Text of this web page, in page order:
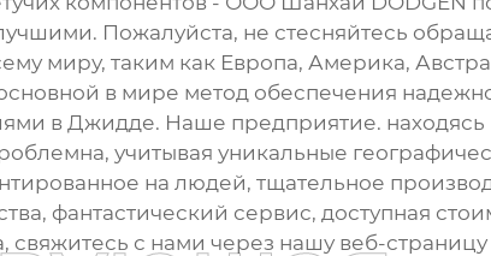
Пожалуйста, не стесняйтесь
миру, таким как Европа, Америка,
в мире метод обеспечения
в Джидде. Наше предприятие.
учитывая уникальные
на людей, тщательное
фантастический сервис, доступная
свяжитесь с нами через нашу веб-страницу